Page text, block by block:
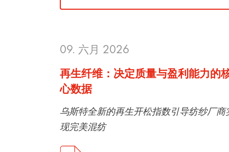
09. 六月 2026
再生纤维：决定质量与盈利能力的
心数据
乌斯特全新的再生开松指数引导纺纱厂商
现完美混纺